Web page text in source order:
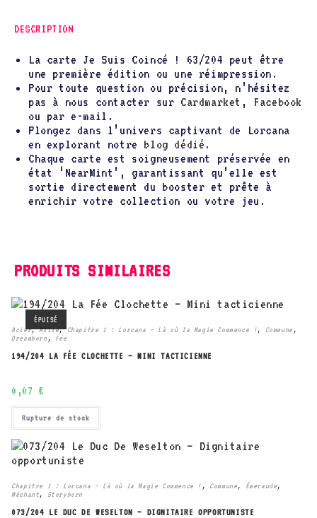
DESCRIPTION
La carte Je Suis Coincé ! 63/204 peut être
une première édition ou une réimpression.
Pour toute question ou précision, n’hésitez
pas à nous contacter sur Cardmarket , Facebook
ou par e-mail.
Plongez dans l’univers captivant de Lorcana
en explorant notre blog dédié .
Chaque carte est soigneusement préservée en
état ‘NearMint’, garantissant qu’elle est
sortie directement du booster et prête à
enrichir votre collection ou votre jeu.
PRODUITS SIMILAIRES
ÉPUISÉ
Acier,Allié,Chapitre 1 : Lorcana – Là où la Magie Commence !, Commune ,
Dreamborn , Fée
194/204 LA FÉE CLOCHETTE – MINI TACTICIENNE
0,07 €
Rupture de stock
Chapitre 1 : Lorcana – Là où la Magie Commence ! , Commune, Émeraude,
Méchant, Storyborn
073/204 LE DUC DE WESELTON – DIGNITAIRE OPPORTUNISTE